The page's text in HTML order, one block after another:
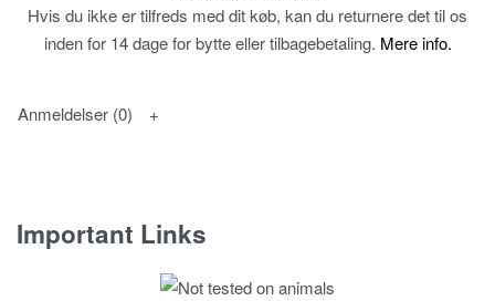
Hvis du ikke er tilfreds med dit køb, kan du returnere det til os
inden for 14 dage for bytte eller tilbagebetaling. Mere info.
Anmeldelser (0)
Important Links